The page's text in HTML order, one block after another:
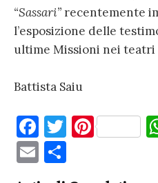
“Sassari” recentemente
l’esposizione delle
ultime Missioni nei teatri
Battista Saiu
F
a
c
T Pi
E
m